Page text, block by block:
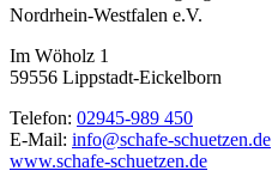
Nordrhein-Westfalen e.V.
Im Wöholz 1
59556 Lippstadt-Eickelborn
Telefon: 02945-989 450
E-Mail: info@schafe-schuetzen.de
www.schafe-schuetzen.de